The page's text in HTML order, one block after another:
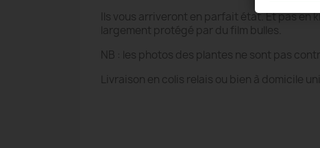
Ils vous arriveront en parfait état. Et pas
largement protégé par du film bulles.
NB : les photos des plantes ne sont pas
Livraison en colis relais ou bien à domicile